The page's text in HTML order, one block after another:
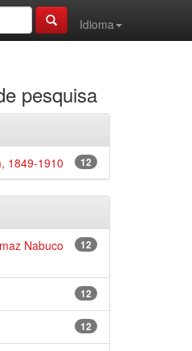
Idioma
pesquisa
12
1849-1910
12
Nabuco
12
12